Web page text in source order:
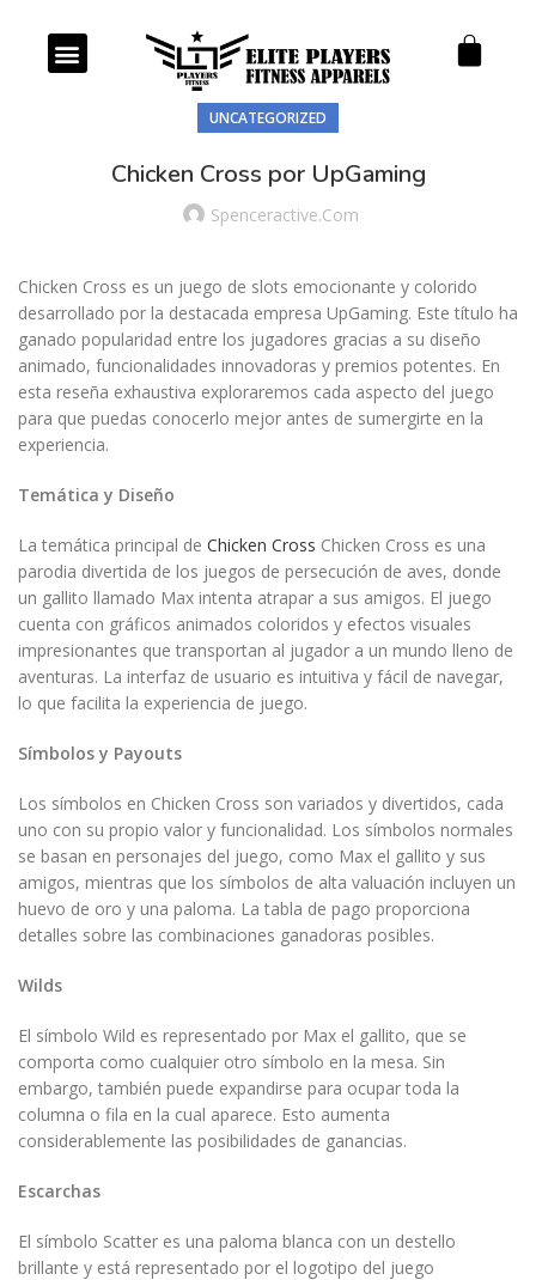
UNCATEGORIZED
Chicken Cross por UpGaming
Spenceractive.com
Chicken Cross es un juego de slots emocionante y colorido
desarrollado por la destacada empresa UpGaming. Este título ha
ganado popularidad entre los jugadores gracias a su diseño
animado, funcionalidades innovadoras y premios potentes. En
esta reseña exhaustiva exploraremos cada aspecto del juego
para que puedas conocerlo mejor antes de sumergirte en la
experiencia.
Temática y Diseño
La temática principal de Chicken Cross Chicken Cross es una
parodia divertida de los juegos de persecución de aves, donde
un gallito llamado Max intenta atrapar a sus amigos. El juego
cuenta con gráficos animados coloridos y efectos visuales
impresionantes que transportan al jugador a un mundo lleno de
aventuras. La interfaz de usuario es intuitiva y fácil de navegar,
lo que facilita la experiencia de juego.
Símbolos y Payouts
Los símbolos en Chicken Cross son variados y divertidos, cada
uno con su propio valor y funcionalidad. Los símbolos normales
se basan en personajes del juego, como Max el gallito y sus
amigos, mientras que los símbolos de alta valuación incluyen un
huevo de oro y una paloma. La tabla de pago proporciona
detalles sobre las combinaciones ganadoras posibles.
Wilds
El símbolo Wild es representado por Max el gallito, que se
comporta como cualquier otro símbolo en la mesa. Sin
embargo, también puede expandirse para ocupar toda la
columna o fila en la cual aparece. Esto aumenta
considerablemente las posibilidades de ganancias.
Escarchas
El símbolo Scatter es una paloma blanca con un destello
brillante y está representado por el logotipo del juego